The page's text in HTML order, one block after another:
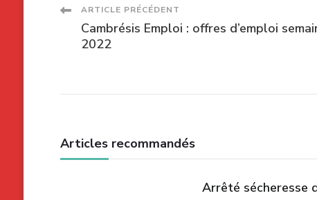
Navigation
des
articles
ARTICLE PRÉCÉDENT
Cambrésis Emploi : offres d’emploi
2022
Articles recommandés
Arrêté sécheresse